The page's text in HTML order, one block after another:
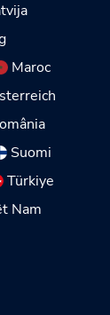
Maroc
Suomi
Türkiye
Nam